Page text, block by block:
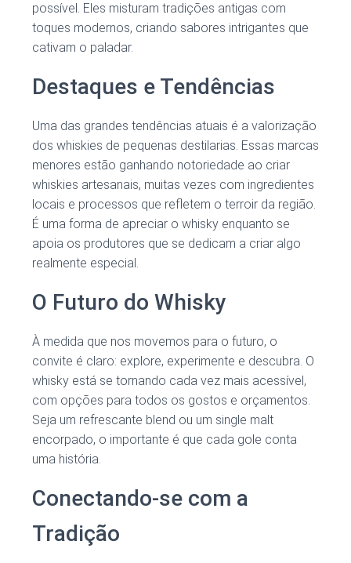
possível. Eles misturam tradições antigas com
toques modernos, criando sabores intrigantes que
cativam o paladar.
Destaques e Tendências
Uma das grandes tendências atuais é a valorização
dos whiskies de pequenas destilarias. Essas marcas
menores estão ganhando notoriedade ao criar
whiskies artesanais, muitas vezes com ingredientes
locais e processos que refletem o terroir da região.
É uma forma de apreciar o whisky enquanto se
apoia os produtores que se dedicam a criar algo
realmente especial.
O Futuro do Whisky
À medida que nos movemos para o futuro, o
convite é claro: explore, experimente e descubra. O
whisky está se tornando cada vez mais acessível,
com opções para todos os gostos e orçamentos.
Seja um refrescante blend ou um single malt
encorpado, o importante é que cada gole conta
uma história.
Conectando-se com a
Tradição